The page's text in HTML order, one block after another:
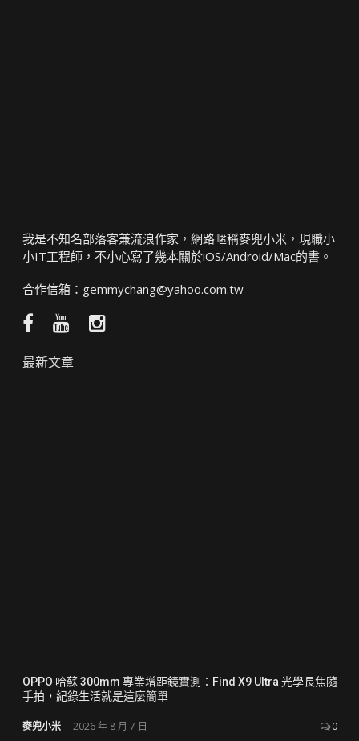
我是不知名部落客兼流浪作家，網路暱稱麥兜小米，現職小
小IT工程師，不小心寫了幾本關於iOS/Android/Mac的書。
合作信箱： gemmychang@yahoo.com.tw
Facebook
團
YouTube
頻
Instagram
最新文章
OPPO 哈蘇 300mm 專業增距鏡實測：Find X9 Ultra 光學長焦隨
手拍，紀錄生活就是這麼簡單
麥兜小米 2026 年 8 月 7 日 0